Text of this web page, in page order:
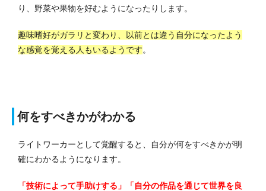
り、野菜や果物を好むようになったりします。
趣味嗜好がガラリと変わり、以前とは違う自分になったよう
な感覚を覚える人もいるようです。
何をすべきかがわかる
ライトワーカーとして覚醒すると、自分が何をすべきかが明
確にわかるようになります。
「技術によって手助けする」「自分の作品を通じて世界を良